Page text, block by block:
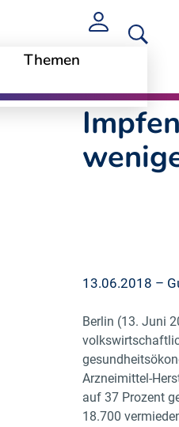
Themen
13.06.2018 –
Berlin (13. Juni
Arzneimittel-
auf 37 Prozent
18.700